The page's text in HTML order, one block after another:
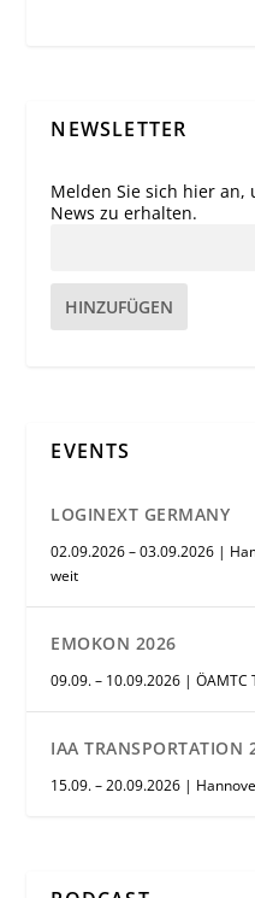
NEWSLETTER
Melden Sie sich hier
News zu erhalten.
HINZUFÜGEN
EVENTS
LOGINEXT GERMANY
02.09.2026 – 03.09.2026 |
weit
EMOKON 2026
09.09. – 10.09.2026 |
IAA TRANSPORTATION
15.09. – 20.09.2026 |